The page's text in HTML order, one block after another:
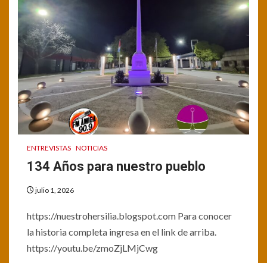
ENTREVISTAS NOTICIAS
134 Años para nuestro pueblo
julio 1, 2026
https://nuestrohersilia.blogspot.com Para conocer
la historia completa ingresa en el link de arriba.
https://youtu.be/zmoZjLMjCwg